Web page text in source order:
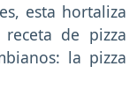
esta hortaliza
de pizza
la pizza